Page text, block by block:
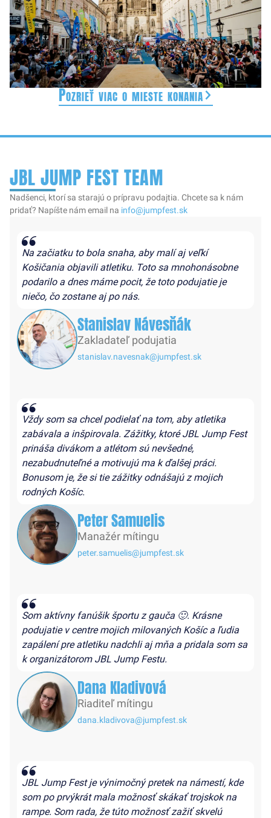
Pozrieť viac o mieste konania
JBL JUMP FEST TEAM
Nadšenci, ktorí sa starajú o prípravu podajtia. Chcete sa k nám
pridať? Napíšte nám email na info@jumpfest.sk
Na začiatku to bola snaha, aby malí aj veľkí
Košičania objavili atletiku. Toto sa mnohonásobne
podarilo a dnes máme pocit, že toto podujatie je
niečo, čo zostane aj po nás.
Stanislav Návesňák
Zakladateľ podujatia
stanislav.navesnak@jumpfest.sk
Vždy som sa chcel podielať na tom, aby atletika
zabávala a inšpirovala. Zážitky, ktoré JBL Jump Fest
prináša divákom a atlétom sú nevšedné,
nezabudnuteľné a motivujú ma k ďalšej práci.
Bonusom je, že si tie zážitky odnášajú z mojich
rodných Košíc.
Peter Samuelis
Manažér mítingu
peter.samuelis@jumpfest.sk
Som aktívny fanúšik športu z gauča 🙂. Krásne
podujatie v centre mojich milovaných Košíc a ľudia
zapálení pre atletiku nadchli aj mňa a pridala som sa
k organizátorom JBL Jump Festu.
Dana Kladivová
Riaditeľ mítingu
dana.kladivova@jumpfest.sk
JBL Jump Fest je výnimočný pretek na námestí, kde
som po prvýkrát mala možnosť skákať trojskok na
rampe. Som rada, že túto možnosť zažiť skvelú